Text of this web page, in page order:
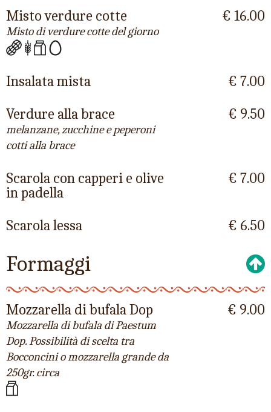
Misto verdure cotte
Misto di verdure cotte del giorno
€ 16.00
Insalata mista
€ 7.00
Verdure alla brace
melanzane, zucchine e peperoni
cotti alla brace
€ 9.50
Scarola con capperi e olive
in padella
€ 7.00
Scarola lessa € 6.50
Formaggi
Mozzarella di bufala Dop
Mozzarella di bufala di Paestum
Dop. Possibilità di scelta tra
Bocconcini o mozzarella grande da
250gr. circa
€ 9.00